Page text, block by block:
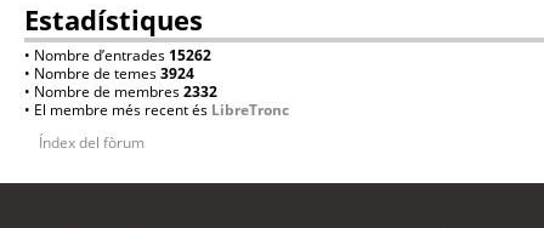
Estadístiques
• Nombre d’entrades 15262
• Nombre de temes3924
• Nombre de membres2332
• El membre més recent és LibreTronc
Índex del fòrum